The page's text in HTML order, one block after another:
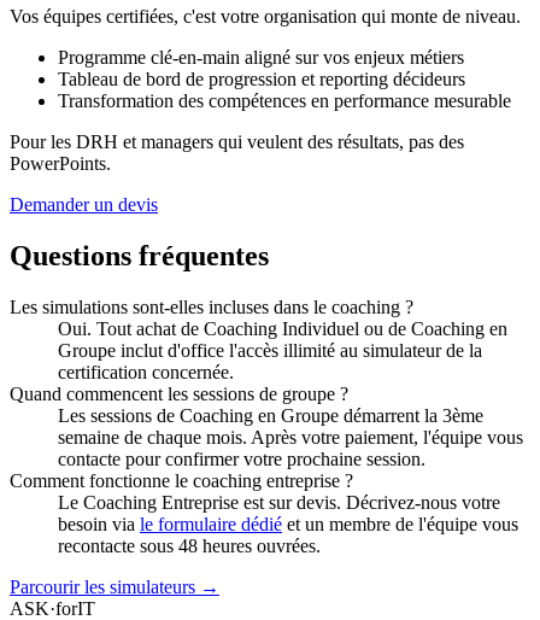
Vos équipes certifiées, c'est votre organisation qui monte de niveau.
Programme clé-en-main aligné sur vos enjeux métiers
Tableau de bord de progression et reporting décideurs
Transformation des compétences en performance mesurable
Pour les DRH et managers qui veulent des résultats, pas des
PowerPoints.
Demander un devis
Questions fréquentes
Les simulations sont-elles incluses dans le coaching ?
Oui. Tout achat de Coaching Individuel ou de Coaching en
Groupe inclut d'office l'accès illimité au simulateur de la
certification concernée.
Quand commencent les sessions de groupe ?
Les sessions de Coaching en Groupe démarrent la 3ème
semaine de chaque mois. Après votre paiement, l'équipe vous
contacte pour confirmer votre prochaine session.
Comment fonctionne le coaching entreprise ?
Le Coaching Entreprise est sur devis. Décrivez-nous votre
besoin via le formulaire dédié et un membre de l'équipe vous
recontacte sous 48 heures ouvrées.
Parcourir les simulateurs →
ASK·forIT